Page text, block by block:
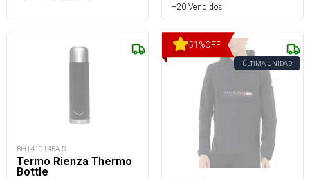
+20 Vendidos
BH141014BA-R
Termo Rienza Thermo
Bottle
51 %OFF
ÚLTIMA UNIDAD